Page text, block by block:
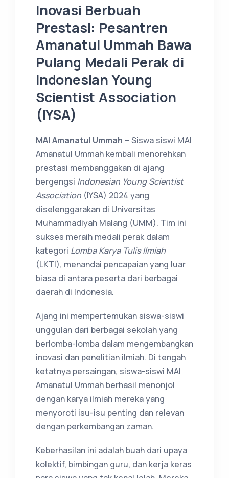
Inovasi Berbuah
Prestasi: Pesantren
Amanatul Ummah Bawa
Pulang Medali Perak di
Indonesian Young
Scientist Association
(IYSA)
MAI Amanatul Ummah – Siswa siswi MAI
Amanatul Ummah kembali menorehkan
prestasi membanggakan di ajang
bergengsi Indonesian Young Scientist
Association (IYSA) 2024 yang
diselenggarakan di Universitas
Muhammadiyah Malang (UMM). Tim ini
sukses meraih medali perak dalam
kategori Lomba Karya Tulis Ilmiah
(LKTI), menandai pencapaian yang luar
biasa di antara peserta dari berbagai
daerah di Indonesia.
Ajang ini mempertemukan siswa-siswi
unggulan dari berbagai sekolah yang
berlomba-lomba dalam mengembangkan
inovasi dan penelitian ilmiah. Di tengah
ketatnya persaingan, siswa-siswi MAI
Amanatul Ummah berhasil menonjol
dengan karya ilmiah mereka yang
menyoroti isu-isu penting dan relevan
dengan perkembangan zaman.
Keberhasilan ini adalah buah dari upaya
kolektif, bimbingan guru, dan kerja keras